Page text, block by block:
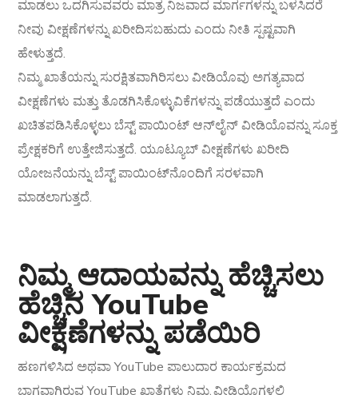
ಮಾಡಲು ಒದಗಿಸುವವರು ಮಾತ್ರ ನಿಜವಾದ ಮಾರ್ಗಗಳನ್ನು ಬಳಸಿದರೆ
ನೀವು ವೀಕ್ಷಣೆಗಳನ್ನು ಖರೀದಿಸಬಹುದು ಎಂದು ನೀತಿ ಸ್ಪಷ್ಟವಾಗಿ
ಹೇಳುತ್ತದೆ.
ನಿಮ್ಮ ಖಾತೆಯನ್ನು ಸುರಕ್ಷಿತವಾಗಿರಿಸಲು ವೀಡಿಯೊವು ಅಗತ್ಯವಾದ
ವೀಕ್ಷಣೆಗಳು ಮತ್ತು ತೊಡಗಿಸಿಕೊಳ್ಳುವಿಕೆಗಳನ್ನು ಪಡೆಯುತ್ತದೆ ಎಂದು
ಖಚಿತಪಡಿಸಿಕೊಳ್ಳಲು ಬೆಸ್ಟ್ ಪಾಯಿಂಟ್ ಆನ್‌ಲೈನ್ ವೀಡಿಯೊವನ್ನು ಸೂಕ್ತ
ಪ್ರೇಕ್ಷಕರಿಗೆ ಉತ್ತೇಜಿಸುತ್ತದೆ. ಯೂಟ್ಯೂಬ್ ವೀಕ್ಷಣೆಗಳು ಖರೀದಿ
ಯೋಜನೆಯನ್ನು ಬೆಸ್ಟ್ ಪಾಯಿಂಟ್‌ನೊಂದಿಗೆ ಸರಳವಾಗಿ
ಮಾಡಲಾಗುತ್ತದೆ.
ನಿಮ್ಮ ಆದಾಯವನ್ನು ಹೆಚ್ಚಿಸಲು
ಹೆಚ್ಚಿನ YouTube
ವೀಕ್ಷಣೆಗಳನ್ನು ಪಡೆಯಿರಿ
ಹಣಗಳಿಸಿದ ಅಥವಾ YouTube ಪಾಲುದಾರ ಕಾರ್ಯಕ್ರಮದ
ಭಾಗವಾಗಿರುವ YouTube ಖಾತೆಗಳು ನಿಮ್ಮ ವೀಡಿಯೊಗಳಲ್ಲಿ